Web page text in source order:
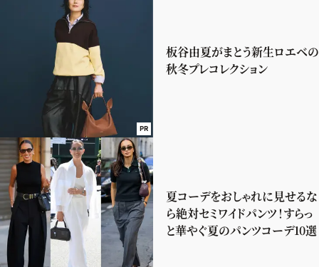
PR
板谷由夏がまとう新生ロエベの
秋冬プレコレクション
夏コーデをおしゃれに見せるな
ら絶対セミワイドパンツ！すらっ
と華やぐ夏のパンツコーデ10選